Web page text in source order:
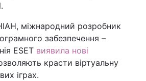
міжнародний розробник
забезпечення –
ESET виявила нові
красти віртуальну
іграх.